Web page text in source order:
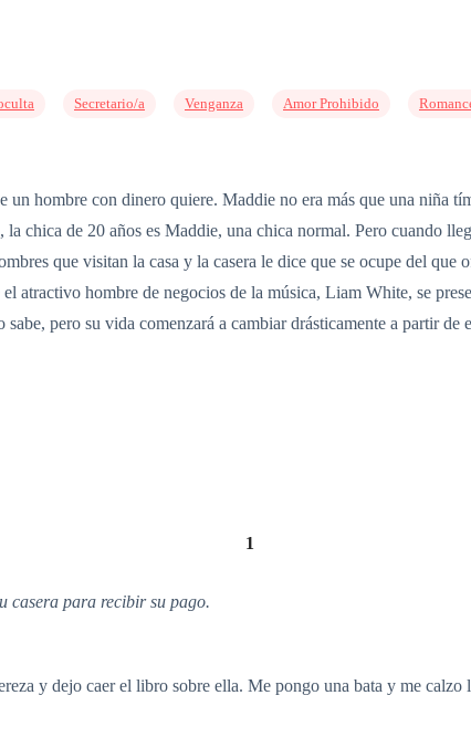
Secretario/a Venganza Amor Prohibido
un hombre con dinero quiere. Maddie no era más que una niña
chica de 20 años es Maddie, una chica normal. Pero cuando
que visitan la casa y la casera le dice que se ocupe del que
atractivo hombre de negocios de la música, Liam White, se
pero su vida comenzará a cambiar drásticamente a partir
1
casera para recibir su pago.
y dejo caer el libro sobre ella. Me pongo una bata y me calzo